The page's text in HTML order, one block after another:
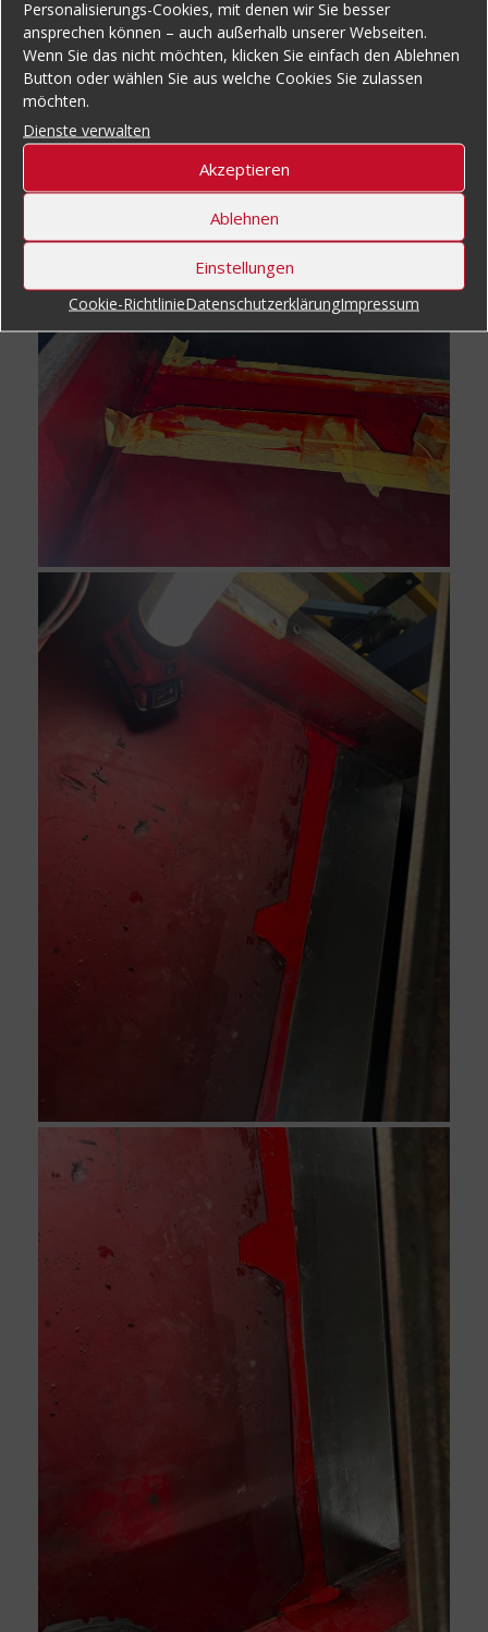
Personalisierungs-Cookies, mit denen wir Sie besser
ansprechen können – auch außerhalb unserer Webseiten.
Wenn Sie das nicht möchten, klicken Sie einfach den Ablehnen
Button oder wählen Sie aus welche Cookies Sie zulassen
möchten.
Dienste verwalten
Akzeptieren
Ablehnen
Einstellungen
Cookie-RichtlinieDatenschutzerklärungImpressum